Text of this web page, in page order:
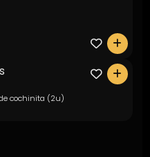
0
cochinita (2u)
0